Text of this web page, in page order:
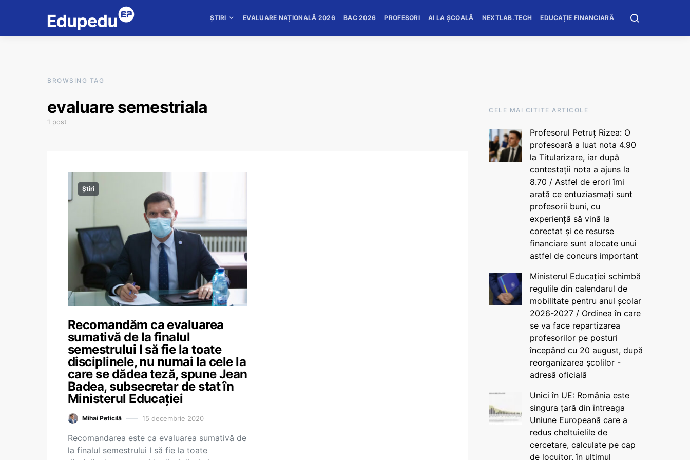
ȘTIRI EVALUARE NAȚIONALĂ 2026 BAC 2026 PROFESORI AI LA ȘCOALĂ NEXTLAB.TECH EDUCAȚIE FINANCIARĂ
BROWSING TAG
evaluare semestriala
1 post
Știri
Recomandăm ca evaluarea
sumativă de la finalul
semestrului I să fie la toate
disciplinele, nu numai la cele la
care se dădea teză, spune Jean
Badea, subsecretar de stat în
Ministerul Educației
Mihai Peticilă 15 decembrie 2020
Recomandarea este ca evaluarea sumativă de
la finalul semestrului I să fie la toate
CELE MAI CITITE ARTICOLE
Profesorul Petruț Rizea: O
profesoară a luat nota 4.90
la Titularizare, iar după
contestații nota a ajuns la
8.70 / Astfel de erori îmi
arată ce entuziasmați sunt
profesorii buni, cu
experiență să vină la
corectat și ce resurse
financiare sunt alocate unui
astfel de concurs important
Ministerul Educației schimbă
regulile din calendarul de
mobilitate pentru anul școlar
2026-2027 / Ordinea în care
se va face repartizarea
profesorilor pe posturi
începând cu 20 august, după
reorganizarea școlilor -
adresă oficială
Unici în UE: România este
singura țară din întreaga
Uniune Europeană care a
redus cheltuielile de
cercetare, calculate pe cap
de locuitor, în ultimul